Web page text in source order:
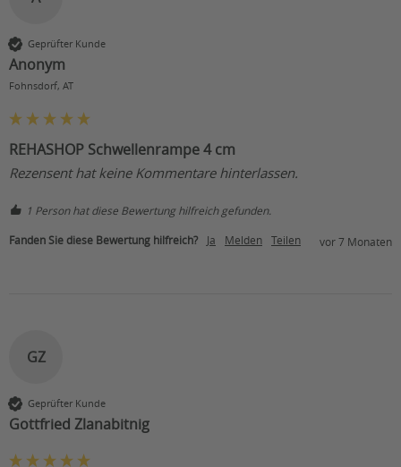
Geprüfter Kunde
Anonym
Fohnsdorf, AT
REHASHOP Schwellenrampe 4 cm
Rezensent hat keine Kommentare hinterlassen.
1 Person hat diese Bewertung hilfreich gefunden.
Fanden Sie diese Bewertung hilfreich? Ja Melden Teilen vor 7 Monaten
GZ
Geprüfter Kunde
Gottfried Zlanabitnig